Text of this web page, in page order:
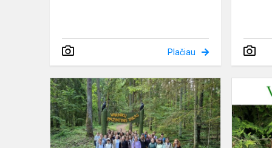
Plačiau
Sunkus
darbas
atsiperka!